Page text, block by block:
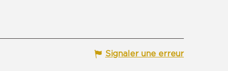
Signaler une erreur